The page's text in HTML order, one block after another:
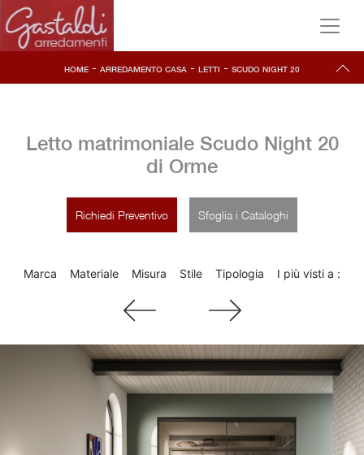
HOME - ARREDAMENTO CASA - LETTI - SCUDO NIGHT 20
Letto matrimoniale Scudo Night 20
di Orme
Richiedi Preventivo Sfoglia i Cataloghi
Marca Materiale Misura Stile Tipologia I più visti a :